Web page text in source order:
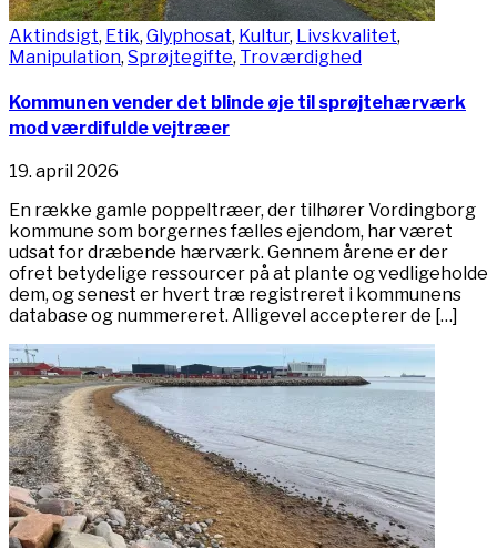
Aktindsigt, Etik, Glyphosat, Kultur, Livskvalitet,
Manipulation, Sprøjtegifte, Troværdighed
Kommunen vender det blinde øje til sprøjtehærværk
mod værdifulde vejtræer
19. april 2026
En række gamle poppeltræer, der tilhører Vordingborg
kommune som borgernes fælles ejendom, har været
udsat for dræbende hærværk. Gennem årene er der
ofret betydelige ressourcer på at plante og vedligeholde
dem, og senest er hvert træ registreret i kommunens
database og nummereret. Alligevel accepterer de […]